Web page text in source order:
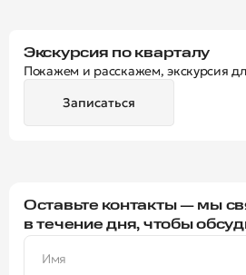
Экскурсия по кварталу
Покажем и расскажем, экскурсия
Записаться
Оставьте контакты — мы
в течение дня, чтобы
Имя